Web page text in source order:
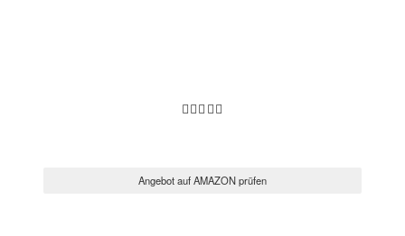
Angebot auf AMAZON prüfen